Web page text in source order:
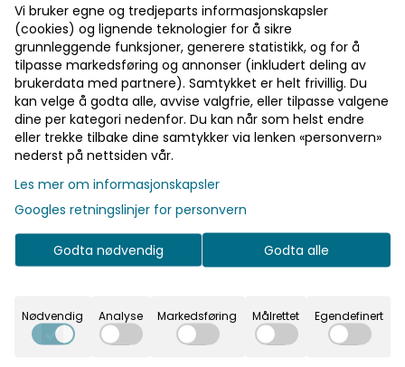
Vi bruker egne og tredjeparts informasjonskapsler
(cookies) og lignende teknologier for å sikre
grunnleggende funksjoner, generere statistikk, og for å
tilpasse markedsføring og annonser (inkludert deling av
brukerdata med partnere). Samtykket er helt frivillig. Du
kan velge å godta alle, avvise valgfrie, eller tilpasse valgene
dine per kategori nedenfor. Du kan når som helst endre
eller trekke tilbake dine samtykker via lenken «personvern»
nederst på nettsiden vår.
Les mer om informasjonskapsler
Googles retningslinjer for personvern
Godta nødvendig Godta alle
Nødvendig Analyse Markedsføring Målrettet Egendefinert